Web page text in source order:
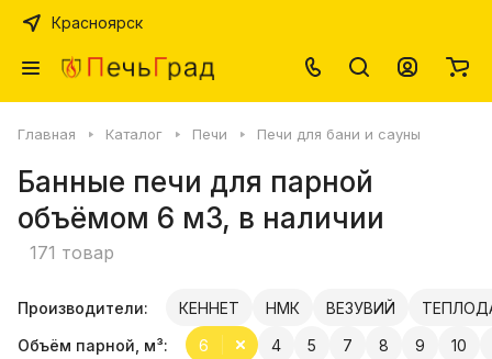
Красноярск
Главная Каталог Печи Печи для бани и сауны
Банные печи для парной
объёмом 6 м3, в наличии
171 товар
Производители: КЕННЕТ НМК ВЕЗУВИЙ
Объём парной, м³:
4 5
6 7 8 9
10